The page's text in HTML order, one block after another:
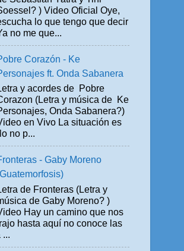
) Video Oficial Oye,
lo que tengo que decir
no me que...
Corazón - Ke
ft. Onda Sabanera
y acordes de Pobre
(Letra y música de Ke
Onda Sabanera?)
en Vivo La situación es
no p...
- Gaby Moreno
de Fronteras (Letra y
de Gaby Moreno? )
Hay un camino que nos
hasta aquí no conoce las
...